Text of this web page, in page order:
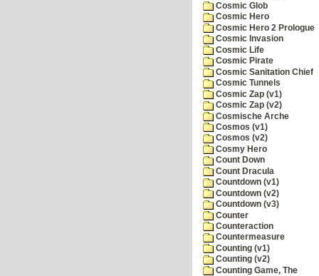
Cosmic Glob
Cosmic Hero
Cosmic Hero 2 Prologue
Cosmic Invasion
Cosmic Life
Cosmic Pirate
Cosmic Sanitation Chief
Cosmic Tunnels
Cosmic Zap (v1)
Cosmic Zap (v2)
Cosmische Arche
Cosmos (v1)
Cosmos (v2)
Cosmy Hero
Count Down
Count Dracula
Countdown (v1)
Countdown (v2)
Countdown (v3)
Counter
Counteraction
Countermeasure
Counting (v1)
Counting (v2)
Counting Game, The